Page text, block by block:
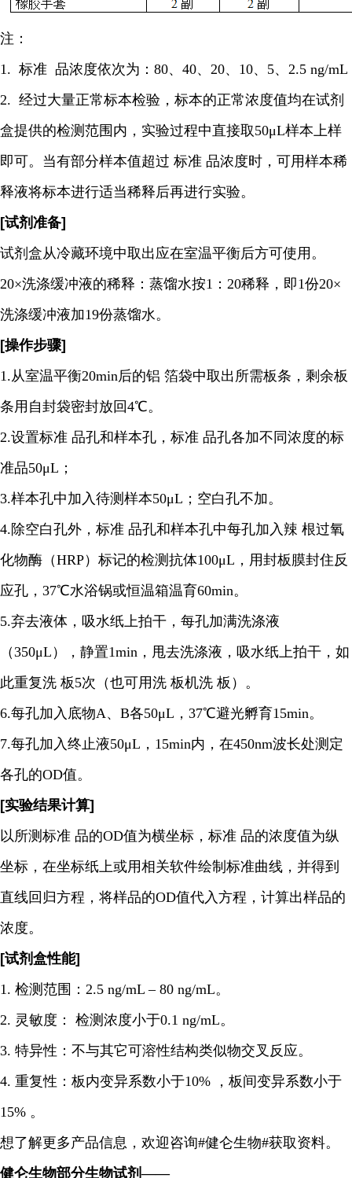
注：
1. 标准 品浓度依次为：80、40、20、10、5、2.5 ng/mL
2. 经过大量正常标本检验，标本的正常浓度值均在试剂
盒提供的检测范围内，实验过程中直接取50μL样本上样
即可。当有部分样本值超过 标准 品浓度时，可用样本稀
释液将标本进行适当稀释后再进行实验。
[试剂准备]
试剂盒从冷藏环境中取出应在室温平衡后方可使用。
20×洗涤缓冲液的稀释：蒸馏水按1：20稀释，即1份20×
洗涤缓冲液加19份蒸馏水。
[操作步骤]
1.从室温平衡20min后的铝 箔袋中取出所需板条，剩余板
条用自封袋密封放回4℃。
2.设置标准 品孔和样本孔，标准 品孔各加不同浓度的标
准品50μL；
3.样本孔中加入待测样本50μL；空白孔不加。
4.除空白孔外，标准 品孔和样本孔中每孔加入辣 根过氧
化物酶（HRP）标记的检测抗体100μL，用封板膜封住反
应孔，37℃水浴锅或恒温箱温育60min。
5.弃去液体，吸水纸上拍干，每孔加满洗涤液
（350μL），静置1min，甩去洗涤液，吸水纸上拍干，如
此重复洗 板5次（也可用洗 板机洗 板）。
6.每孔加入底物A、B各50μL，37℃避光孵育15min。
7.每孔加入终止液50μL，15min内，在450nm波长处测定
各孔的OD值。
[实验结果计算]
以所测标准 品的OD值为横坐标，标准 品的浓度值为纵
坐标，在坐标纸上或用相关软件绘制标准曲线，并得到
直线回归方程，将样品的OD值代入方程，计算出样品的
浓度。
[试剂盒性能]
1. 检测范围：2.5 ng/mL – 80 ng/mL。
2. 灵敏度： 检测浓度小于0.1 ng/mL。
3. 特异性：不与其它可溶性结构类似物交叉反应。
4. 重复性：板内变异系数小于10% ，板间变异系数小于
15% 。
想了解更多产品信息，欢迎咨询#健仑生物#获取资料。
健仑生物部分生物试剂——